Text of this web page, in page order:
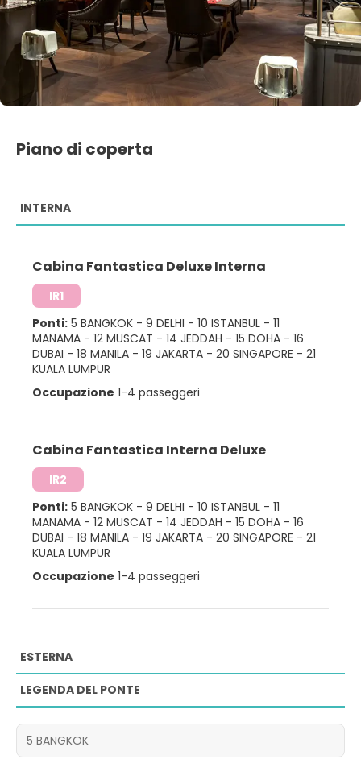
Piano di coperta
INTERNA
Cabina Fantastica Deluxe Interna
IR1
Ponti: 5 BANGKOK - 9 DELHI - 10 ISTANBUL - 11
MANAMA - 12 MUSCAT - 14 JEDDAH - 15 DOHA - 16
DUBAI - 18 MANILA - 19 JAKARTA - 20 SINGAPORE - 21
KUALA LUMPUR
Occupazione 1-4 passeggeri
Cabina Fantastica Interna Deluxe
IR2
Ponti: 5 BANGKOK - 9 DELHI - 10 ISTANBUL - 11
MANAMA - 12 MUSCAT - 14 JEDDAH - 15 DOHA - 16
DUBAI - 18 MANILA - 19 JAKARTA - 20 SINGAPORE - 21
KUALA LUMPUR
Occupazione 1-4 passeggeri
ESTERNA
LEGENDA DEL PONTE